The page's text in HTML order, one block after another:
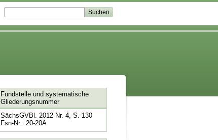
Fundstelle und systematische
Gliederungsnummer
SächsGVBl. 2012 Nr. 4, S. 130
Fsn-Nr.: 20-20A